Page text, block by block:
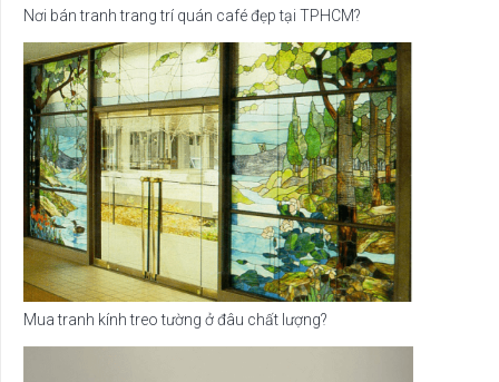
Nơi bán tranh trang trí quán café đẹp tại TPHCM?
Mua tranh kính treo tường ở đâu chất lượng?